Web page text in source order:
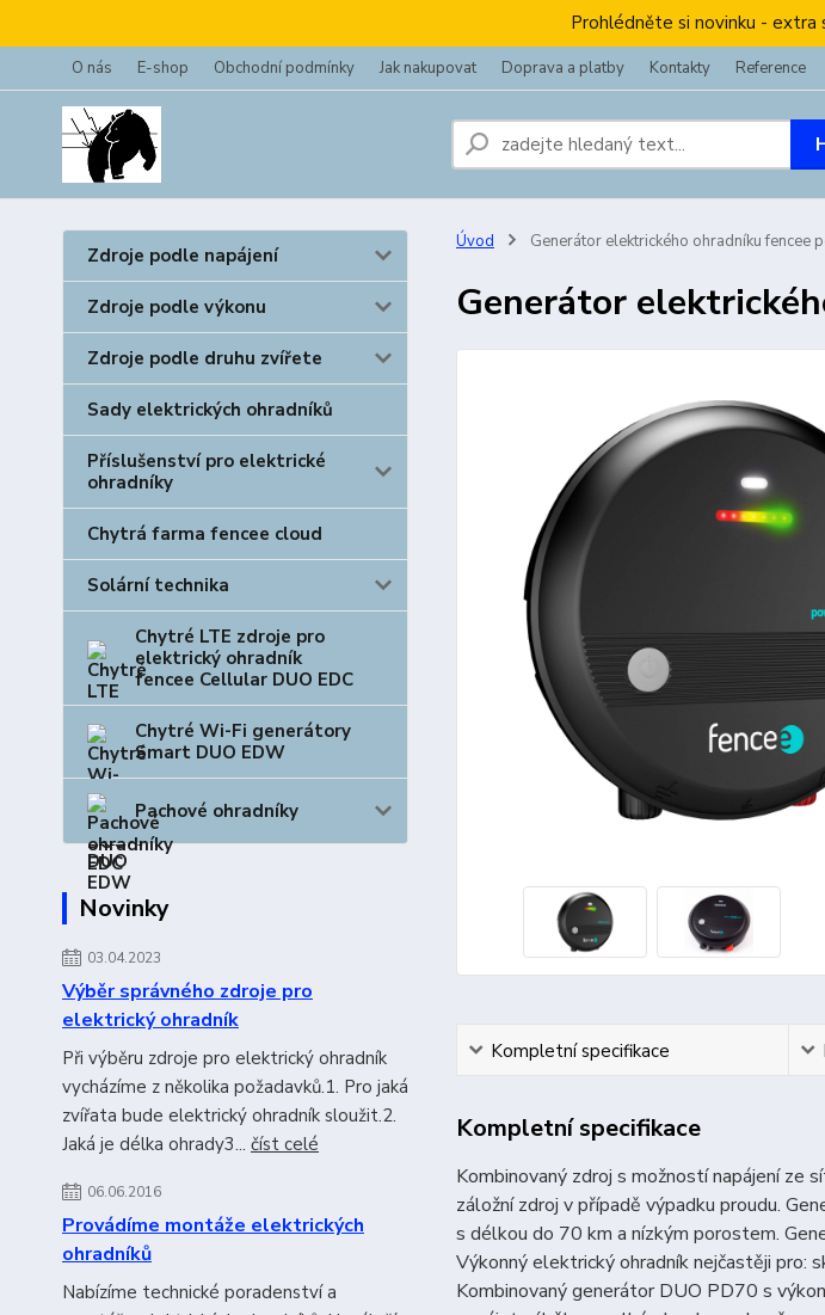
Prohlédněte si novinku - extra
O nás E-shop Obchodní podmínky Jak nakupovat Doprava a platby Kontakty Reference
Zdroje podle napájení
Zdroje podle výkonu
Zdroje podle druhu zvířete
Sady elektrických ohradníků
Příslušenství pro elektrické
ohradníky
Chytrá farma fencee cloud
Solární technika
Chytré LTE zdroje pro
elektrický ohradník
fencee Cellular DUO EDC
Chytré Wi-Fi generátory
Smart DUO EDW
Pachové ohradníky
Novinky
03.04.2023
Výběr správného zdroje pro
elektrický ohradník
Při výběru zdroje pro elektrický ohradník
vycházíme z několika požadavků.1. Pro jaká
zvířata bude elektrický ohradník sloužit.2.
Jaká je délka ohrady3... číst celé
06.06.2016
Provádíme montáže elektrických
ohradníků
Nabízíme technické poradenství a
Úvod Generátor elektrického ohradníku fencee
Generátor
Kompletní specifikace
Kompletní specifikace
Kombinovaný zdroj s možností napájení
záložní zdroj v případě výpadku proudu.
s délkou do 70 km a nízkým porostem.
Výkonný elektrický ohradník nejčastěji pro:
Kombinovaný generátor DUO PD70 s